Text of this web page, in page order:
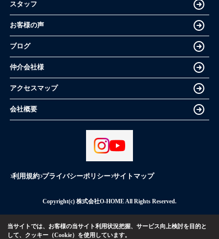
スタッフ
お客様の声
ブログ
仲介会社様
アクセスマップ
会社概要
利用規約 プライバシーポリシー サイトマップ
Copyright(c) 株式会社O-HOME All Rights Reserved.
当サイトでは、お客様の当サイト利用状況把握、サービス向上検討を目的と
して、クッキー（Cookie）を使用しています。